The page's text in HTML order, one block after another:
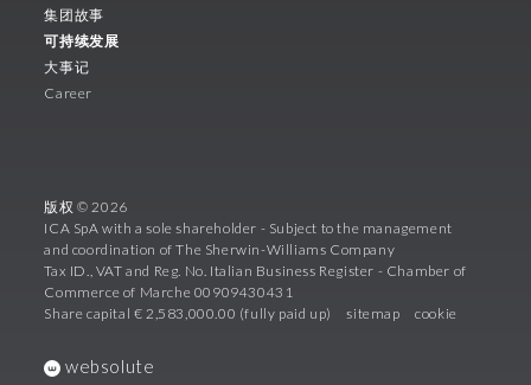
集团故事
可持续发展
大事记
Career
版权 © 2026
ICA SpA with a sole shareholder - Subject to the management
and coordination of The Sherwin-Williams Company
Tax ID., VAT and Reg. No. Italian Business Register - Chamber of
Commerce of Marche 00909430431
Share capital € 2,583,000.00 (fully paid up)
sitemap cookie
websolute